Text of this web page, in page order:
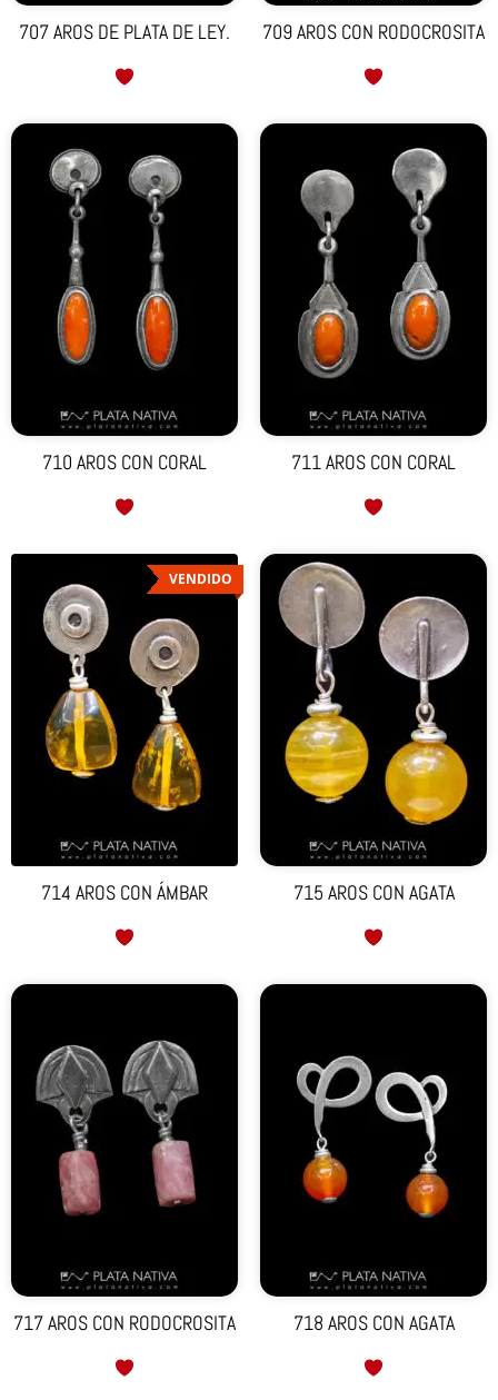
707 AROS DE PLATA DE LEY. 709 AROS CON RODOCROSITA
710 AROS CON CORAL 711 AROS CON CORAL
VENDIDO
714 AROS CON ÁMBAR 715 AROS CON AGATA
717 AROS CON RODOCROSITA 718 AROS CON AGATA